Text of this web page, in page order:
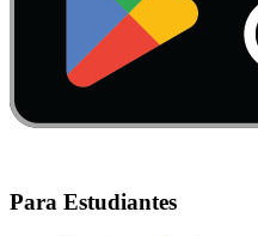
Para Estudiantes